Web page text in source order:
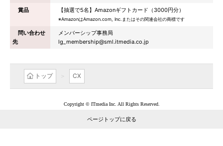
賞品
【抽選で5名】Amazonギフトカード（3000円分）
※AmazonはAmazon.com, Inc.またはその関連会社の商標です
問い合わせ
先
メンバーシップ事務局
lg_membership@sml.itmedia.co.jp
トップ CX
Copyright © ITmedia Inc. All Rights Reserved.
ページトップに戻る